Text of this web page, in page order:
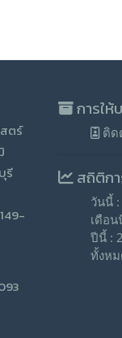
ตร์
รี
การให้
ติด
สถิติกา
วันนี้
เดือ
ปีนี้ :
ทั้งห